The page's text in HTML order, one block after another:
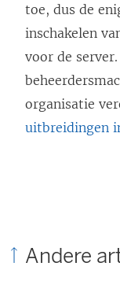
toe, dus de
inschakelen
voor de
organisatie
uitbreidingen
Andere